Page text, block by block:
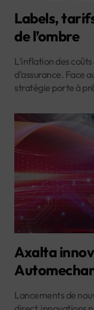
Labels,
de l’ombre
L’inflation des
d’assurance. Face
stratégie porte à
Axalta
Lancements de